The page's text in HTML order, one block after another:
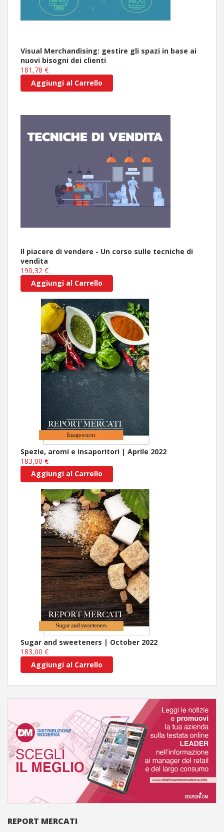
Visual Merchandising: gestire gli spazi in base ai
nuovi bisogni dei clienti
181,78 €
Aggiungi al Carrello
Il piacere di vendere - Un corso sulle tecniche di
vendita
190,32 €
Aggiungi al Carrello
Spezie, aromi e insaporitori | Aprile 2022
183,00 €
Aggiungi al Carrello
Sugar and sweeteners | October 2022
183,00 €
Aggiungi al Carrello
REPORT MERCATI